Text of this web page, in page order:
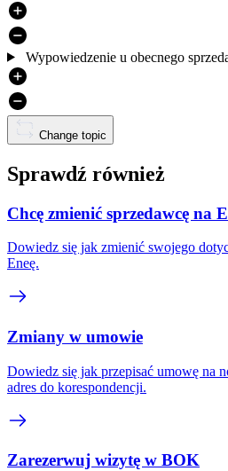
Wypowiedzenie u obecnego
Change topic
Sprawdź również
Chcę zmienić sprzedawcę na
Dowiedz się jak zmienić swojego
Eneę.
Zmiany w umowie
Dowiedz się jak przepisać umowę na
adres do korespondencji.
Zarezerwuj wizytę w BOK